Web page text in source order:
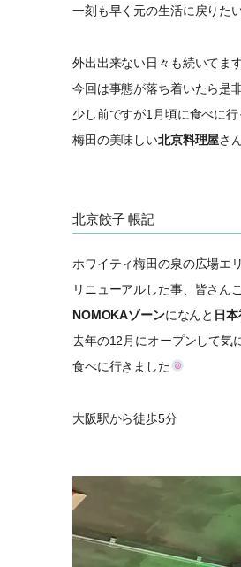
一刻も早く元の生活に戻りた
外出出来ない日々も続いてま
今回は事態が落ち着いたら是
少し前ですが1月頃に食べに行
梅田の美味しい北京料理屋さ
北京餃子 帳記
ホワイティ梅田の泉の広場エ
リニューアルした事、皆さん
NOMOKAゾーンになんと 日
去年の12月にオープンして気
食べに行きました
大阪駅から徒歩5分